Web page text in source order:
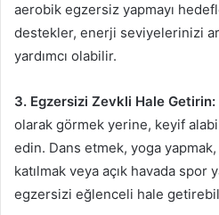
aerobik egzersiz yapmayı
destekler, enerji seviyelerinizi
yardımcı olabilir.
3. Egzersizi Zevkli Hale Getirin:
olarak görmek yerine, keyif
edin. Dans etmek, yoga
katılmak veya açık havada
egzersizi eğlenceli hale